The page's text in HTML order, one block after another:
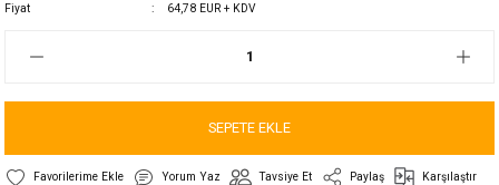
Fiyat
64,78 EUR + KDV
SEPETE EKLE
Yorum Yaz Tavsiye Et Paylaş Karşılaştır